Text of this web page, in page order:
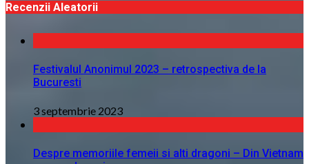
Recenzii Aleatorii
Festivalul Anonimul 2023 – retrospectiva de la
Bucuresti
3 septembrie 2023
Despre memoriile femeii si alti dragoni – Din Vietnam